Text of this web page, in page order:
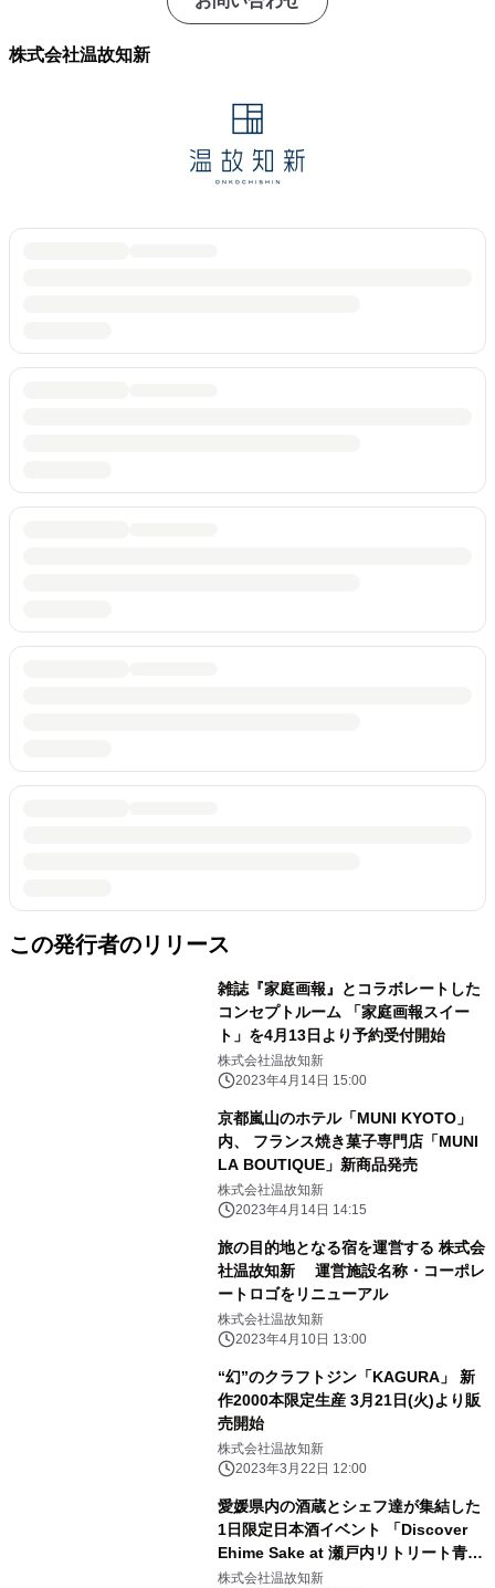
株式会社温故知新
この発行者のリリース
雑誌『家庭画報』とコラボレートした
コンセプトルーム 「家庭画報スイー
ト」を4月13日より予約受付開始
株式会社温故知新
2023年4月14日 15:00
京都嵐山のホテル「MUNI KYOTO」
内、 フランス焼き菓子専門店「MUNI
LA BOUTIQUE」新商品発売
株式会社温故知新
2023年4月14日 14:15
旅の目的地となる宿を運営する 株式会
社温故知新 運営施設名称・コーポレ
ートロゴをリニューアル
株式会社温故知新
2023年4月10日 13:00
“幻”のクラフトジン「KAGURA」 新
作2000本限定生産 3月21日(火)より販
売開始
株式会社温故知新
2023年3月22日 12:00
愛媛県内の酒蔵とシェフ達が集結した
1日限定日本酒イベント 「Discover
Ehime Sake at 瀬戸内リトリート青
凪」 4月2日(日)開催
株式会社温故知新